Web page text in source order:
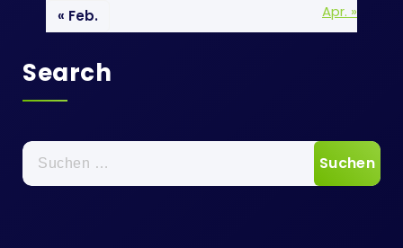
« Feb. Apr. »
Search
Suchen
nach: